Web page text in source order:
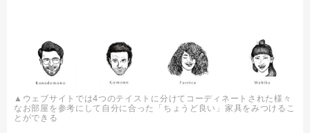
▲ウェブサイトでは4つのテイストに分けてコーディネートされた様々
なお部屋を参考にして自分に合った「ちょうど良い」家具をみつけるこ
とができる